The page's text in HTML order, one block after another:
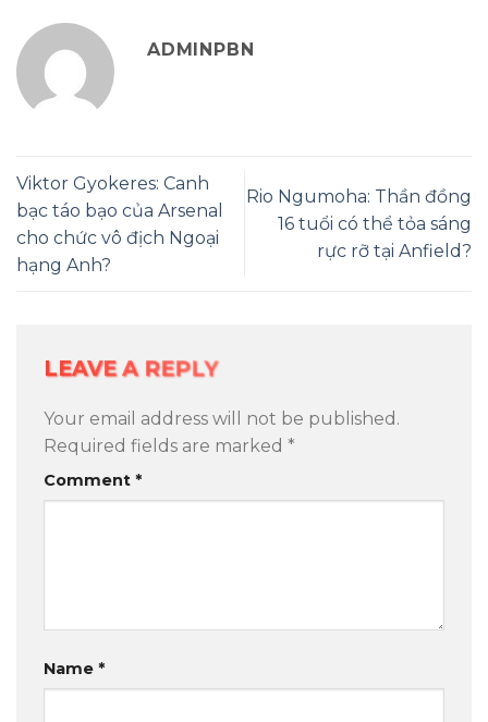
ADMINPBN
Viktor Gyokeres: Canh
bạc táo bạo của Arsenal
cho chức vô địch Ngoại
hạng Anh?
Rio Ngumoha: Thần đồng
16 tuổi có thể tỏa sáng
rực rỡ tại Anfield?
LEAVE A REPLY
Your email address will not be published.
Required fields are marked *
Comment *
Name *